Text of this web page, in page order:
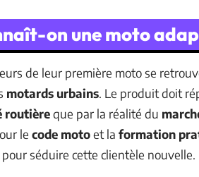
on une moto
de leur première moto se
motards urbains. Le produit doit
routièreque par la réalité du
le code motoet la formation
pour séduire cette clientèle nouvelle.